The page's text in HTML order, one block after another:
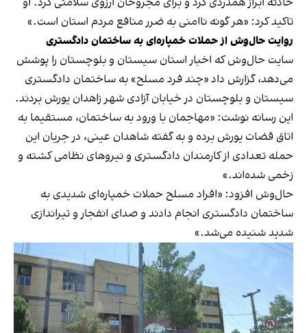
تاکید کرد: «هر گونه ناامنی به ضرر منافع مردم استان است.»
روایت حال‌وش از حملات خمپاره‌ای به ساختمان دادگستری
سایت حال‌وش که اخبار استان سیستان و بلوچستان را پوشش
می‌دهد، گزارش داد «چند فرد مسلح» به ساختمان دادگستری
سیستان و بلوچستان در خیابان آزادی شهر زاهدان یورش بردند.
این رسانه نوشت: «مهاجمان با ورود به ساختمان، مستقیما به
اتاق قضات یورش برده و به گفته شاهدان عینی، در جریان این
حمله تعدادی از کارمندان دادگستری و نیروهای نظامی کشته و
زخمی شده‌اند.»
حال‌وش افزود: «افراد مسلح حملات خمپاره‌ای شدیدی به
ساختمان دادگستری انجام دادند و صدای انفجار و تیراندازی
شدید شنیده می‌شد.»